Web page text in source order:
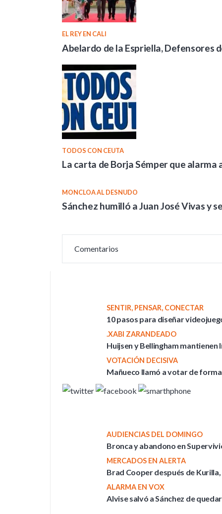
EL REY EN CALI
Abelardo de la Espriella, Defensores
TODOS CON CEUTA
La carta de Borja Sémper que alarma
MONCLOA AL DESNUDO
Sánchez humilló a Juan José Vivas y
Comentarios
SENTIR, PENSAR, CONECTAR
10 pasos para diseñar
.XABI ZARANDEADO
Huijsen y Bellingham
VOTACIÓN DECISIVA
Mañueco llamó a votar de
AUDIENCIAS DEL DOMINGO
Bronca y abandono en
MERCADOS EN ALERTA
Brad Cooper después de
ALARMA EN VOX
Alvise salvó a Sánchez de